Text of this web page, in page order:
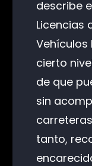
describe
Licencias
Vehículos
cierto
de que
sin
tanto,